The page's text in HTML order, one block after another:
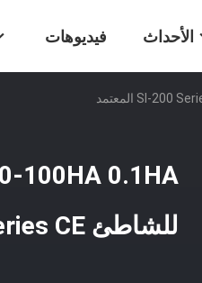
فيديوهات الأحداث
للشاطئ SI-200 Series CE المعتمد